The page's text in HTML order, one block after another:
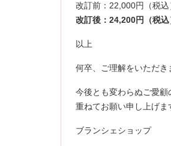
改訂前：22,000円（税込
改訂後：24,200円（税込
以上
何卒、ご理解をいただ
今後とも変わらぬご愛
重ねてお願い申し上げま
ブランシェショップ